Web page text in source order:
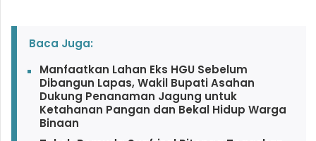
Baca Juga:
Manfaatkan Lahan Eks HGU Sebelum
Dibangun Lapas, Wakil Bupati Asahan
Dukung Penanaman Jagung untuk
Ketahanan Pangan dan Bekal Hidup Warga
Binaan